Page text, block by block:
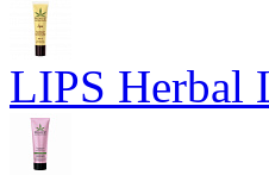
LIPS Herbal